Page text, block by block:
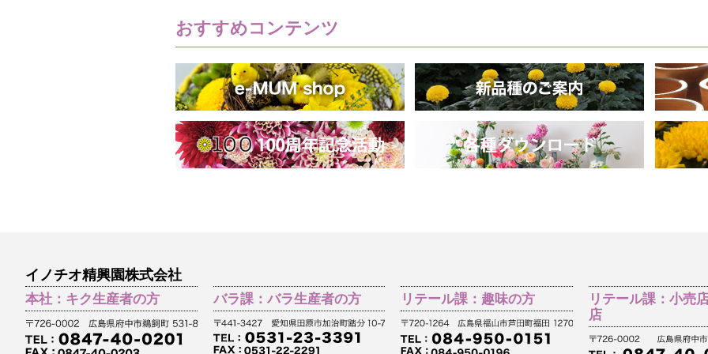
おすすめコンテンツ
イノチオ精興園株式会社
本社：キク生産者の方
バラ課：バラ生産者の方 リテール課：趣味の方
リテール課：小売
店